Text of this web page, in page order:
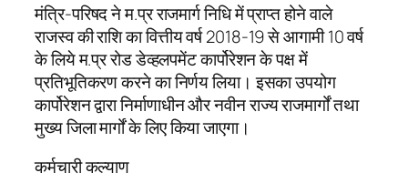
मंत्रि-परिषद ने म.प्र राजमार्ग निधि में प्राप्त होने वाले
राजस्व की राशि का वित्तीय वर्ष 2018-19 से आगामी 10 वर्ष
के लिये म.प्र रोड डेव्हलपमेंट कार्पोरेशन के पक्ष में
प्रतिभूतिकरण करने का निर्णय लिया। इसका उपयोग
कार्पोरेशन द्वारा निर्माणाधीन और नवीन राज्य राजमार्गों तथा
मुख्य जिला मार्गों के लिए किया जाएगा।
कर्मचारी कल्याण